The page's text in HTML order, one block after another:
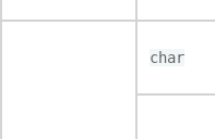
char